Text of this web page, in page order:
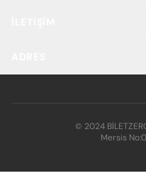
© 2024
Mersis No: